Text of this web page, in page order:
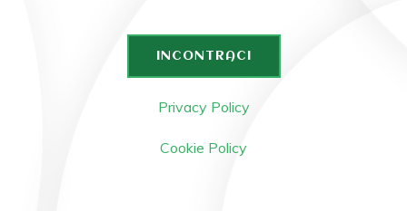
INCONTRACI
Privacy Policy
Cookie Policy